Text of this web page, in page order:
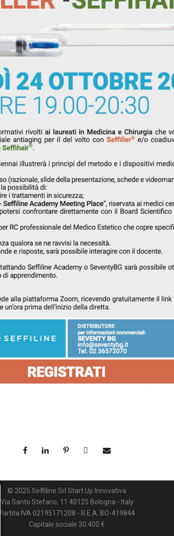
© 2025 Seffiline Srl Start Up Innovativa
Via Santo Stefano, 11 40125 Bologna - Italy
Partita IVA 02195171208 - R.E.A. BO-419844
Capitale sociale 30.400 €